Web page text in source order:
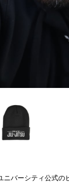
ニバーシティ公式の